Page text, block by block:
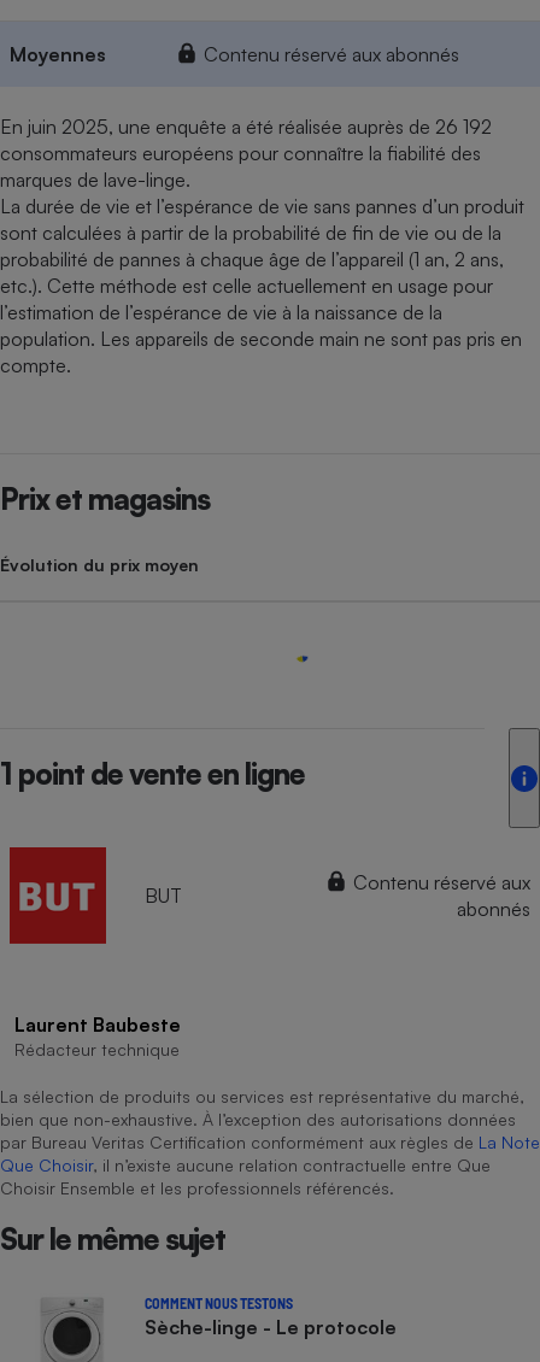
Moyennes Contenu réservé aux abonnés
En juin 2025, une enquête a été réalisée auprès de 26 192
consommateurs européens pour connaître la fiabilité des
marques de lave-linge.
La durée de vie et l’espérance de vie sans pannes d’un produit
sont calculées à partir de la probabilité de fin de vie ou de la
probabilité de pannes à chaque âge de l’appareil (1 an, 2 ans,
etc.). Cette méthode est celle actuellement en usage pour
l’estimation de l’espérance de vie à la naissance de la
population. Les appareils de seconde main ne sont pas pris en
compte.
Prix et magasins
Évolution du prix moyen
1 point de vente en ligne
BUT
Contenu réservé aux
abonnés
Laurent Baubeste
Rédacteur technique
La sélection de produits ou services est représentative du marché,
bien que non-exhaustive. À l’exception des autorisations données
par Bureau Veritas Certification conformément aux règles de La Note
Que Choisir, il n’existe aucune relation contractuelle entre Que
Choisir Ensemble et les professionnels référencés.
Sur le même sujet
COMMENT NOUS TESTONS
Sèche-linge - Le protocole